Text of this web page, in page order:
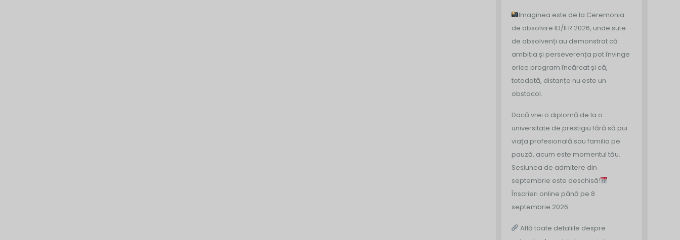
Imaginea este de la Ceremonia
de absolvire ID/IFR 2026, unde sute
de absolvenți au demonstrat că
ambiția și perseverența pot învinge
orice program încărcat și că,
totodată, distanța nu este un
obstacol.
Dacă vrei o diplomă de la o
universitate de prestigiu fără să pui
viața profesională sau familia pe
pauză, acum este momentul tău.
Sesiunea de admitere din
septembrie este deschisă!
Înscrieri online până pe 8
septembrie 2026.
Află toate detaliile despre